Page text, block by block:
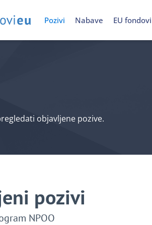
Pozivi Nabave EU fondovi
objavljene pozive.
pozivi
NPOO